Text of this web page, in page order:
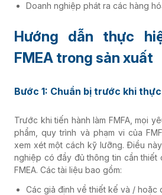
Doanh nghiệp phát ra các hàng
Hướng dẫn thực
FMEA trong sản xuất
Bước 1: Chuẩn bị trước khi thực
Trước khi tiến hành làm FMFA, mọi
phẩm, quy trình và phạm vi của
xem xét một cách kỹ lưỡng. Điều
nghiệp có đầy đủ thông tin cần thiết
FMEA. Các tài liệu bao gồm:
Các giả định về thiết kế và / hoặc